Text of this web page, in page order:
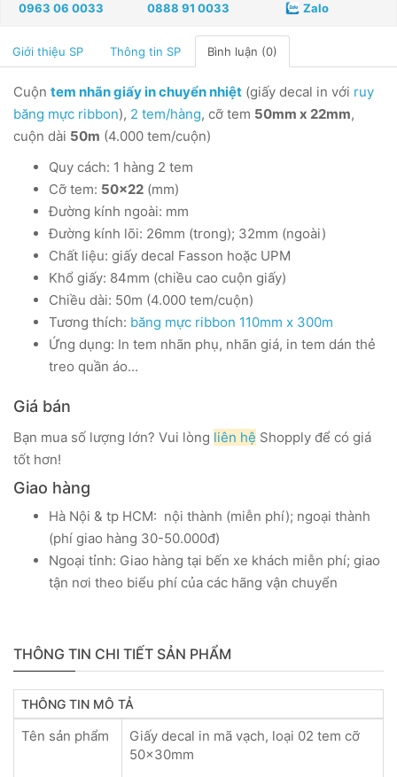
0963 06 0033 0888 91 0033 Zalo
Giới thiệu SP Thông tin SP Bình luận (0)
Cuộn tem nhãn giấy in chuyển nhiệt (giấy decal in với ruy
băng mực ribbon), 2 tem/hàng, cỡ tem 50mm x 22mm,
cuộn dài 50m (4.000 tem/cuộn)
Quy cách: 1 hàng 2 tem
Cỡ tem: 50x22 (mm)
Đường kính ngoài: mm
Đường kính lõi: 26mm (trong); 32mm (ngoài)
Chất liệu: giấy decal Fasson hoặc UPM
Khổ giấy: 84mm (chiều cao cuộn giấy)
Chiều dài: 50m (4.000 tem/cuộn)
Tương thích: băng mực ribbon 110mm x 300m
Ứng dụng: In tem nhãn phụ, nhãn giá, in tem dán thẻ
treo quần áo...
Giá bán
Bạn mua số lượng lớn? Vui lòng liên hệ Shopply để có giá
tốt hơn!
Giao hàng
Hà Nội & tp HCM: nội thành (miễn phí); ngoại thành
(phí giao hàng 30-50.000đ)
Ngoại tỉnh: Giao hàng tại bến xe khách miễn phí; giao
tận nơi theo biểu phí của các hãng vận chuyển
THÔNG TIN CHI TIẾT SẢN PHẨM
THÔNG TIN MÔ TẢ
Tên sản phẩm
Giấy decal in mã vạch, loại 02 tem cỡ
50x30mm